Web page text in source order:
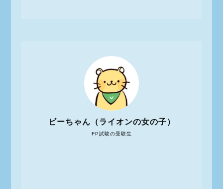
FP試験の受験生
ビーちゃん（ライオンの女の子）